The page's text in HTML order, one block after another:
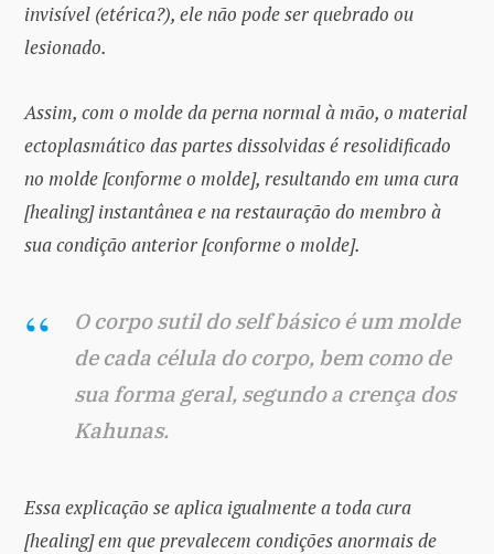
invisível (etérica?), ele não pode ser quebrado ou
lesionado.
Assim, com o molde da perna normal à mão, o material
ectoplasmático das partes dissolvidas é resolidificado
no molde [conforme o molde], resultando em uma cura
[healing] instantânea e na restauração do membro à
sua condição anterior [conforme o molde].
O corpo sutil do self básico é um molde
de cada célula do corpo, bem como de
sua forma geral, segundo a crença dos
Kahunas.
Essa explicação se aplica igualmente a toda cura
[healing] em que prevalecem condições anormais de